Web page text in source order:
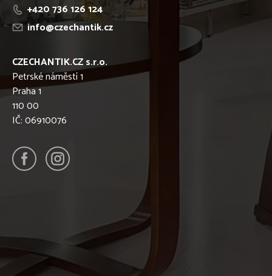
+420 736 126 124
info@czechantik.cz
CZECHANTIK.CZ s.r.o.
Petrské náměstí 1
Praha 1
110 00
IČ: 06910076